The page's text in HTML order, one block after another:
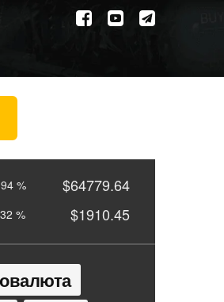
%
$64779.64
% $1910.45